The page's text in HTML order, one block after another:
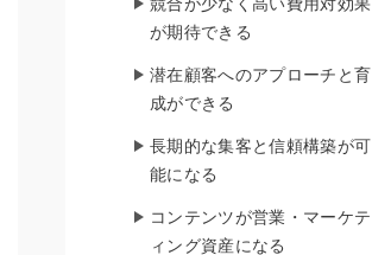
が期待できる
潜在顧客へのアプローチと育
成ができる
長期的な集客と信頼構築が可
能になる
コンテンツが営業・マーケテ
ィング資産になる